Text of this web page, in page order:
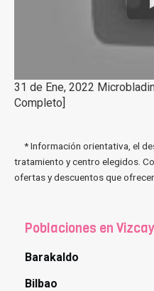
31 de Ene, 2022
Completo]
* Información orientativa, el
tratamiento y centro elegidos.
ofertas y descuentos que
Poblaciones en
Barakaldo
Bilbao